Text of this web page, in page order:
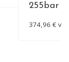
255bar
374,96 €